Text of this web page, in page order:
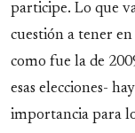
participe. Lo que
cuestión a tener
como fue la de
esas elecciones-
importancia para